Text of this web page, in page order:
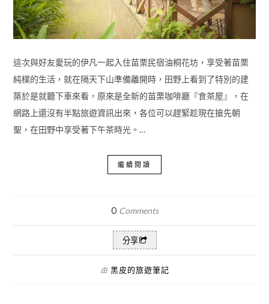
這次與好友愛玩的伊凡一起入住苗栗民宿油桐花坊，享受著苗栗
純樸的生活，就在隔天下山準備離開時，田野上看到了特別的建
築於是就聽下車來看，原來是全新的苗栗咖啡廳『食茶屋』，在
網路上還沒有半點旅遊資訊出來，各位可以趕緊趁現在搶先朝
聖，在田野中享受著下午茶時光。…
繼續閱讀
0 Comments
分享
由 黑皮的旅遊筆記